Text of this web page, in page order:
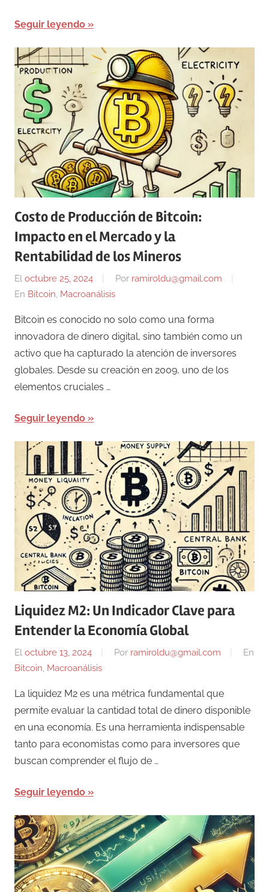
Seguir leyendo
Costo de Producción de Bitcoin:
Impacto en el Mercado y la
Rentabilidad de los Mineros
El octubre 25, 2024 Por ramiroldu@gmail.com
En Bitcoin, Macroanálisis
Bitcoin es conocido no solo como una forma
innovadora de dinero digital, sino también como un
activo que ha capturado la atención de inversores
globales. Desde su creación en 2009, uno de los
elementos cruciales …
Seguir leyendo
Liquidez M2: Un Indicador Clave para
Entender la Economía Global
El octubre 13, 2024 Por ramiroldu@gmail.com
En
Bitcoin, Macroanálisis
La liquidez M2 es una métrica fundamental que
permite evaluar la cantidad total de dinero disponible
en una economía. Es una herramienta indispensable
tanto para economistas como para inversores que
buscan comprender el flujo de …
Seguir leyendo